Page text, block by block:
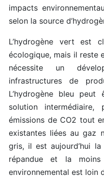
impacts
selon la source
L’hydrogène vert est
écologique, mais il reste
nécessite un
infrastructures de
L’hydrogène bleu peut
solution
émissions de CO2 tout
existantes liées au gaz
gris, il est aujourd’hui
répandue et la
environnemental est loin